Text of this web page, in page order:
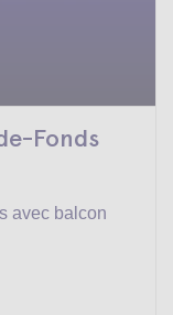
Fonds
avec balcon